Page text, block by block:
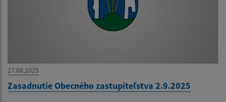
27.08.2025
Zasadnutie Obecného zastupiteľstva 2.9.2025